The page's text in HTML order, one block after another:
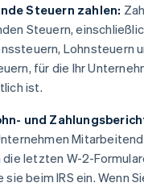
Steuern zahlen:
Steuern,
Lohnsteuern
für die Ihr
ist.
und
die letzten W-2-
sie beim IRS ein. Wenn